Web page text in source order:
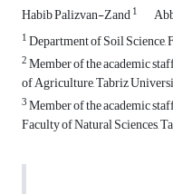
Habib Palizvan-Zand1
1Department of Soil
2Member of the academic
of Agriculture, Tabriz
3Member of the academic
Faculty of Natural Sciences,